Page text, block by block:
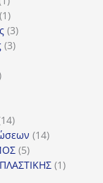
προϊόν
11
προϊόν
33
προϊόντα
33
1414
προϊόντα
1414
55
προϊόντα
11